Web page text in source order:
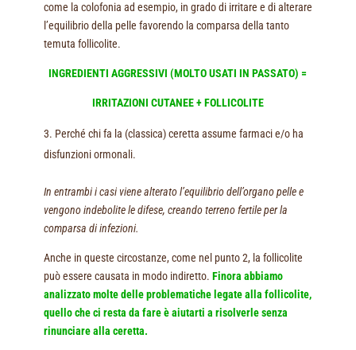
come la colofonia ad esempio, in grado di irritare e di alterare
l’equilibrio della pelle favorendo la comparsa della tanto
temuta follicolite.
INGREDIENTI AGGRESSIVI (MOLTO USATI IN PASSATO) =
IRRITAZIONI CUTANEE + FOLLICOLITE
Perché chi fa la (classica) ceretta assume farmaci e/o ha
disfunzioni ormonali.
In entrambi i casi viene alterato l’equilibrio dell’organo pelle e
vengono indebolite le difese, creando terreno fertile per la
comparsa di infezioni.
Anche in queste circostanze, come nel punto 2, la follicolite
può essere causata in modo indiretto. Finora abbiamo
analizzato molte delle problematiche legate alla follicolite,
quello che ci resta da fare è aiutarti a risolverle senza
rinunciare alla ceretta.